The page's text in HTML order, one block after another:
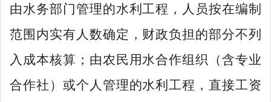
由水务部门管理的水利工程，人员按在编制
范围内实有人数确定，财政负担的部分不列
入成本核算；由农民用水合作组织（含专业
合作社）或个人管理的水利工程， 直接工资